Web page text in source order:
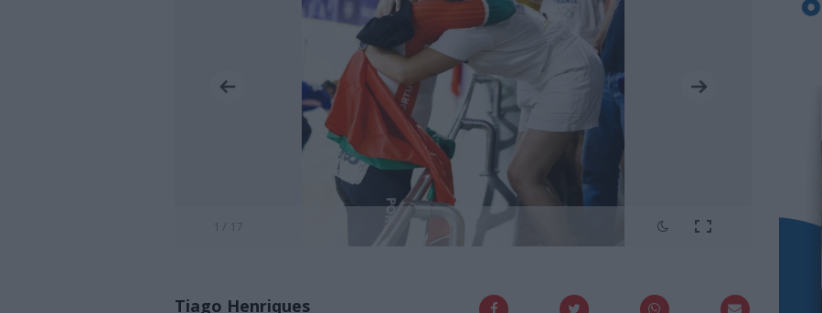
1 / 17
Tiago Henriques